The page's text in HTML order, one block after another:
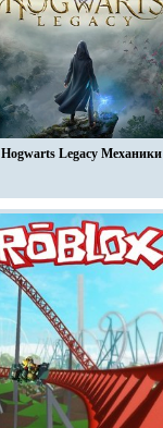
Hogwarts Legacy Механики